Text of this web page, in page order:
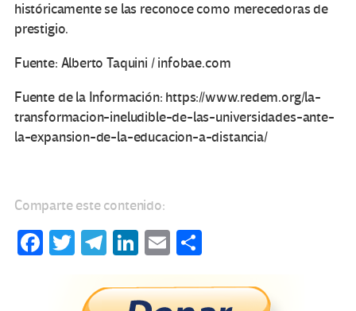
históricamente se las reconoce como merecedoras de
prestigio.
Fuente: Alberto Taquini / infobae.com
Fuente de la Información: https://www.redem.org/la-
transformacion-ineludible-de-las-universidades-ante-
la-expansion-de-la-educacion-a-distancia/
Comparte este contenido:
Fa T
tt
Te
gr
Li
ke
E
ail m